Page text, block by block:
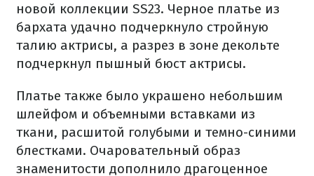
новой коллекции SS23. Черное платье из
бархата удачно подчеркнуло стройную
талию актрисы, а разрез в зоне декольте
подчеркнул пышный бюст актрисы.
Платье также было украшено небольшим
шлейфом и объемными вставками из
ткани, расшитой голубыми и темно-синими
блестками. Очаровательный образ
знаменитости дополнило драгоценное